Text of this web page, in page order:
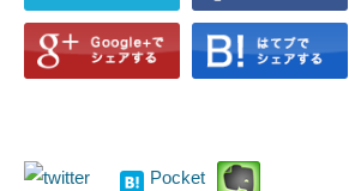
Pocket